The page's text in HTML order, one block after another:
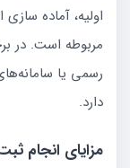
اولیه، آماده
مربوطه است. در
رسمی یا
دارد.
مزایای انجام